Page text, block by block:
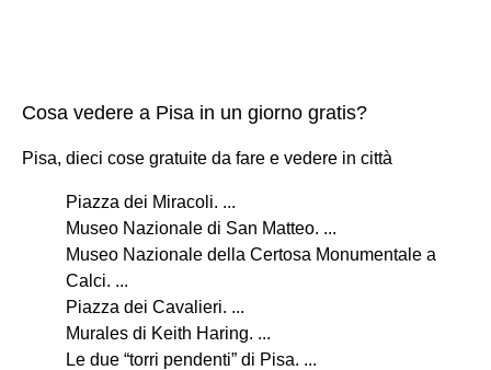
Cosa vedere a Pisa in un giorno gratis?
Pisa, dieci cose gratuite da fare e vedere in città
Piazza dei Miracoli. ...
Museo Nazionale di San Matteo. ...
Museo Nazionale della Certosa Monumentale a
Calci. ...
Piazza dei Cavalieri. ...
Murales di Keith Haring. ...
Le due “torri pendenti” di Pisa. ...